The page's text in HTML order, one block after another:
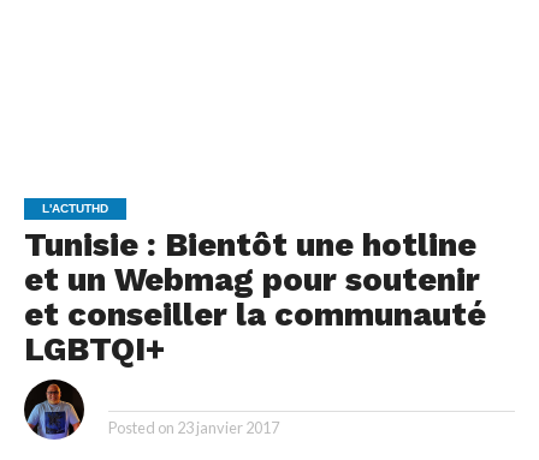
L'ACTUTHD
Tunisie : Bientôt une hotline
et un Webmag pour soutenir
et conseiller la communauté
LGBTQI+
Posted on 23 janvier 2017